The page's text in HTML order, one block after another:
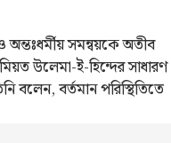
সমন্বয়কে অতীব
উলেমা-ই-হিন্দের সাধারণ
বলেন, বর্তমান পরিস্থিতিতে